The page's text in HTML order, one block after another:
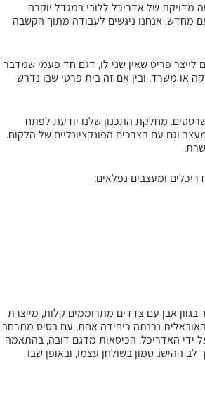
מדויקת של אדריכל ללובי במגדל יוקרה.
מחדש, אנחנו ניגשים לעבודה מתוך הקשבה
פריט שאין שני לו, דגם חד פעמי שמדבר
או משרד, ובין אם זה בית פרטי שבו נדרש
מחלקת התכנון שלנו יודעת לפתח
וגם עם הצרכים הפונקציונליים של הלקוח.
ומעצבים נפלאים:
אבן עם צדדים מתרוממים קלות, מייצרת
האובאלית נבנתה כיחידה אחת, עם בסיס מתרחב,
ידי האדריכל. הכיסאות מדגם דובה, בהתאמה
אך לב ההישג טמון בשולחן עצמו, ובאופן שבו